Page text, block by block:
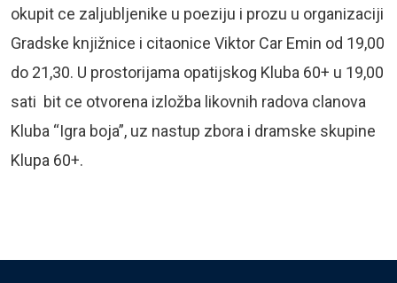
okupit ce zaljubljenike u poeziju i prozu u organizaciji
Gradske knjižnice i citaonice Viktor Car Emin od 19,00
do 21,30. U prostorijama opatijskog Kluba 60+ u 19,00
sati bit ce otvorena izložba likovnih radova clanova
Kluba “Igra boja”, uz nastup zbora i dramske skupine
Klupa 60+.